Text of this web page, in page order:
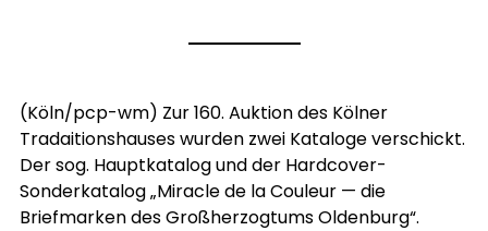
(Köln/pcp-wm) Zur 160. Auktion des Kölner
Tradaitionshauses wurden zwei Kataloge verschickt.
Der sog. Hauptkatalog und der Hardcover-
Sonderkatalog „Miracle de la Couleur — die
Briefmarken des Großherzogtums Oldenburg“.